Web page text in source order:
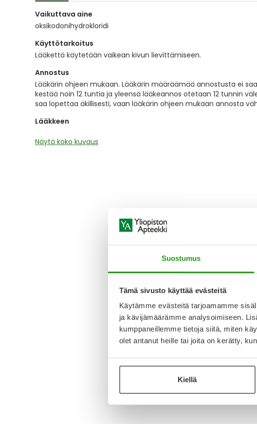
Suostumus
Tämä sivusto käyttää evästeitä
Käytämme evästeitä tarjoamamme
ja kävijämäärämme analysoimiseen.
kumppaneillemme tietoja siitä, miten
olet antanut heille tai joita on kerätty,
Kiellä
the
images
Vaikuttava aine
oksikodonihydrokloridi
Käyttötarkoitus
Lääkettä käytetään vaikean kivun lievittämiseen.
Annostus
Lääkärin ohjeen mukaan. Lääkärin määräämää annostusta ei
kestää noin 12 tuntia ja yleensä lääkeannos otetaan 12 tunnin
saa lopettaa äkillisesti, vaan lääkärin ohjeen mukaan annosta
Lääkkeen
Näytä koko kuvaus